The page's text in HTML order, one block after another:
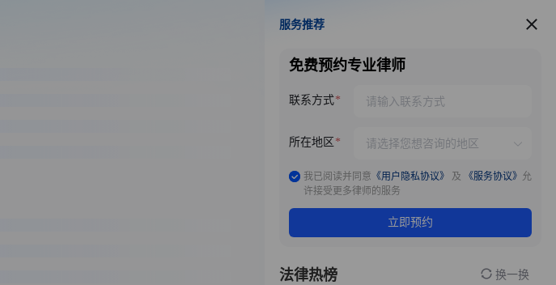
服务推荐
服务推荐
免费预约专业律师
联系方式
所在地区
我已阅读并同意 《用户隐私协议》 及 《服务协议》 允
许接受更多律师的服务
立即预约
法律热榜 换一换